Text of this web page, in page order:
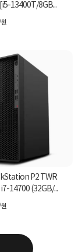
13400T/8GB...
원
P2 TWR
14700 (32GB/...
원